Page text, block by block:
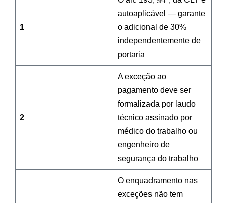
1
autoaplicável — garante
o adicional de 30%
independentemente de
portaria
2
A exceção ao
pagamento deve ser
formalizada por laudo
técnico assinado por
médico do trabalho ou
engenheiro de
segurança do trabalho
O enquadramento nas
exceções não tem